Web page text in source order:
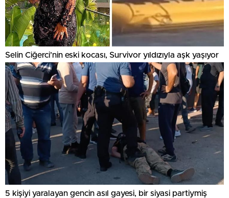
Selin Ciğerci’nin eski kocası, Survivor yıldızıyla aşk yaşıyor
5 kişiyi yaralayan gencin asıl gayesi, bir siyasi partiymiş